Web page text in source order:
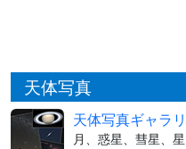
天体写真
天体写真ギャラ
月、惑星、彗星、